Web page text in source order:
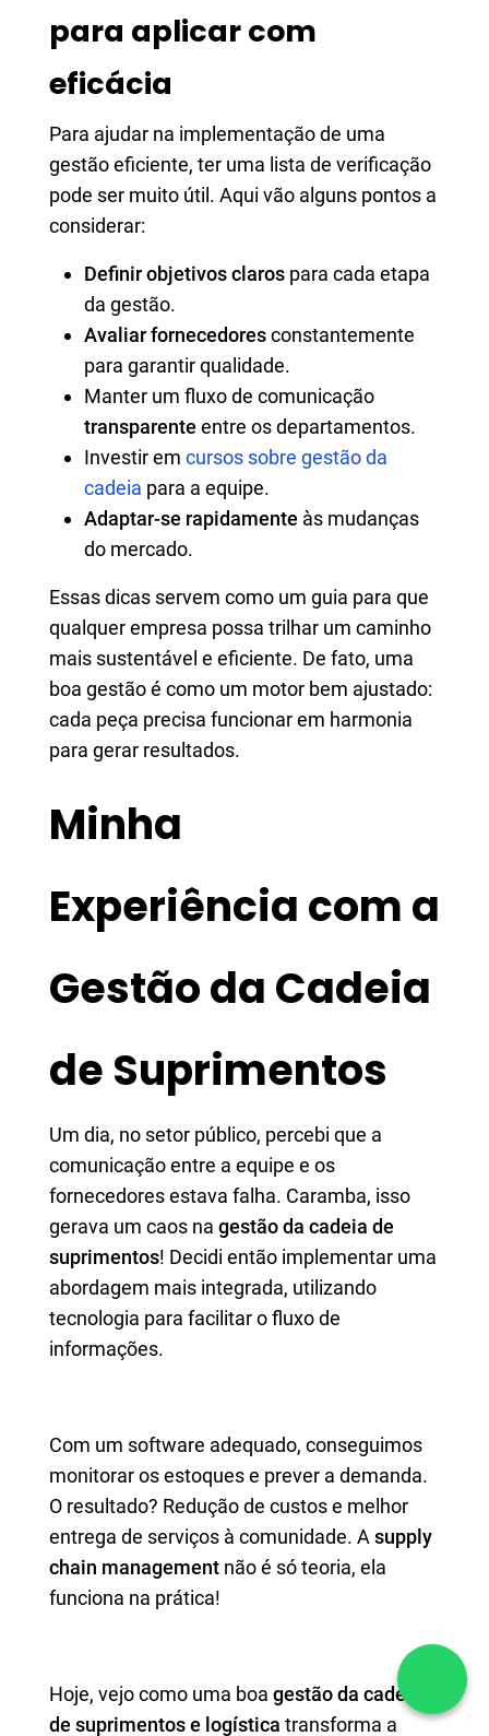
para aplicar com
eficácia
Para ajudar na implementação de uma
gestão eficiente, ter uma lista de verificação
pode ser muito útil. Aqui vão alguns pontos a
considerar:
Definir objetivos claros para cada etapa
da gestão.
Avaliar fornecedoresconstantemente
para garantir qualidade.
Manter um fluxo de comunicação
transparente entre os departamentos.
Investir em cursos sobre gestão da
cadeia para a equipe.
Adaptar-se rapidamente às mudanças
do mercado.
Essas dicas servem como um guia para que
qualquer empresa possa trilhar um caminho
mais sustentável e eficiente. De fato, uma
boa gestão é como um motor bem ajustado:
cada peça precisa funcionar em harmonia
para gerar resultados.
Minha
Experiência com a
Gestão da Cadeia
de Suprimentos
Um dia, no setor público, percebi que a
comunicação entre a equipe e os
fornecedores estava falha. Caramba, isso
gerava um caos na gestão da cadeia de
suprimentos! Decidi então implementar uma
abordagem mais integrada, utilizando
tecnologia para facilitar o fluxo de
informações.
Com um software adequado, conseguimos
monitorar os estoques e prever a demanda.
O resultado? Redução de custos e melhor
entrega de serviços à comunidade. A supply
chain management não é só teoria, ela
funciona na prática!
Hoje, vejo como uma boa gestão da cadeia
de suprimentos e logística transforma a